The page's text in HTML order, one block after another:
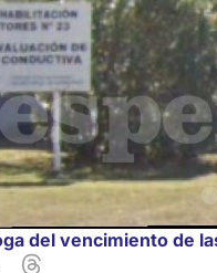
del vencimiento de